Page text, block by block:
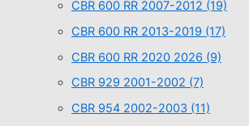
CBR 600 RR 2007-2012 (19)
CBR 600 RR 2013-2019 (17)
CBR 600 RR 2020 2026 (9)
CBR 929 2001-2002 (7)
CBR 954 2002-2003 (11)